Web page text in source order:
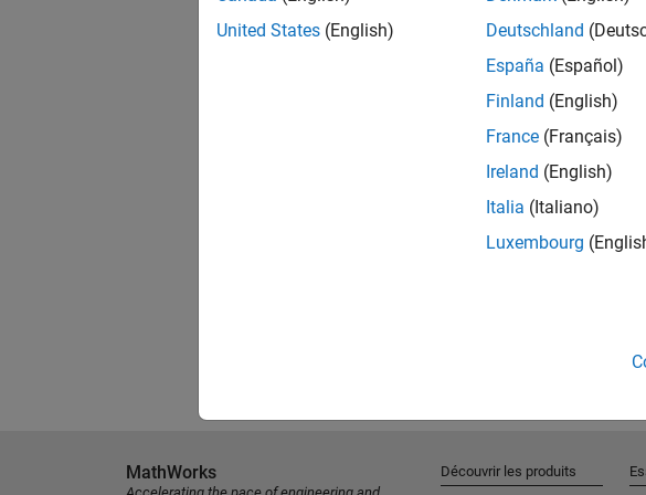
United States (English)
Deutschland
España (Español)
Finland (English)
France (Français)
Ireland (English)
Italia (Italiano)
Luxembourg
MathWorks Découvrir les produits